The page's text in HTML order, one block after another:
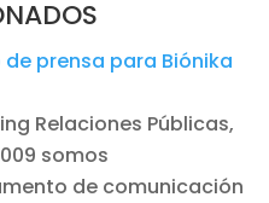
de prensa para Biónika
Relaciones Públicas,
somos
de comunicación